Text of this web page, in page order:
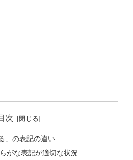
次
」の表記の違い
がな表記が適切な状況